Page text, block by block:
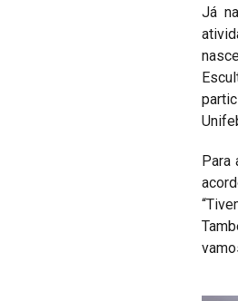
Já
Para